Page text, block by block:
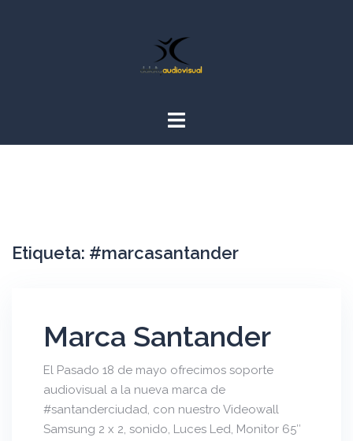
Etiqueta: #marcasantander
Marca Santander
El Pasado 18 de mayo ofrecimos soporte
audiovisual a la nueva marca de
#santanderciudad, con nuestro Videowall
Samsung 2 x 2, sonido, Luces Led, Monitor 65″